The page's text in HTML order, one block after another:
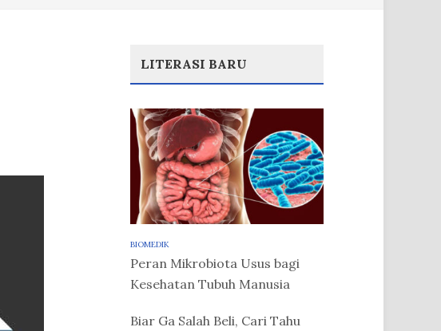
LITERASI BARU
BIOMEDIK
Peran Mikrobiota Usus bagi
Kesehatan Tubuh Manusia
Biar Ga Salah Beli, Cari Tahu